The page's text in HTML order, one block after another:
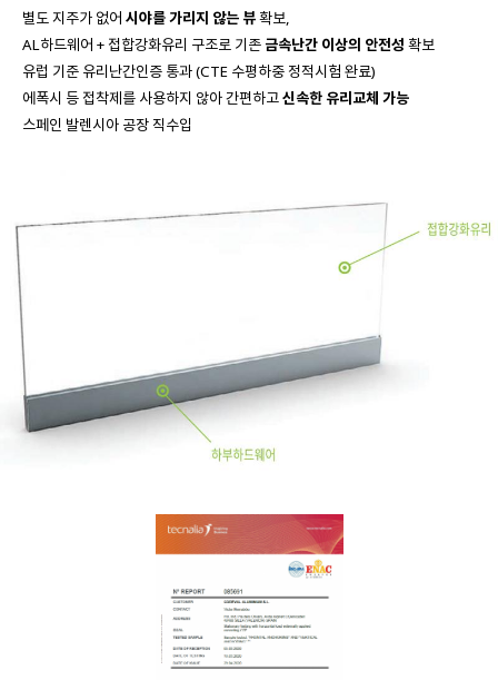
별도 지주가 없어 시야를 가리지 않는 뷰확보,
AL하드웨어 + 접합강화유리 구조로 기존 금속난간 이상의 안전성 확보
유럽 기준 유리난간인증 통과 (CTE 수평하중 정적시험 완료)
에폭시 등 접착제를 사용하지 않아 간편하고신속한 유리교체 가능
스페인 발렌시아 공장 직수입